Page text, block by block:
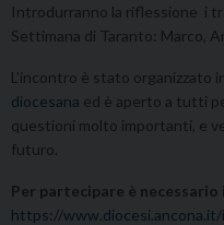
Introdurranno la riflessione i
Settimana di Taranto: Marco,
L’incontro è stato organizzato
diocesana ed è aperto a tutti
questioni molto importanti, e
futuro.
Per partecipare è necessario
https://